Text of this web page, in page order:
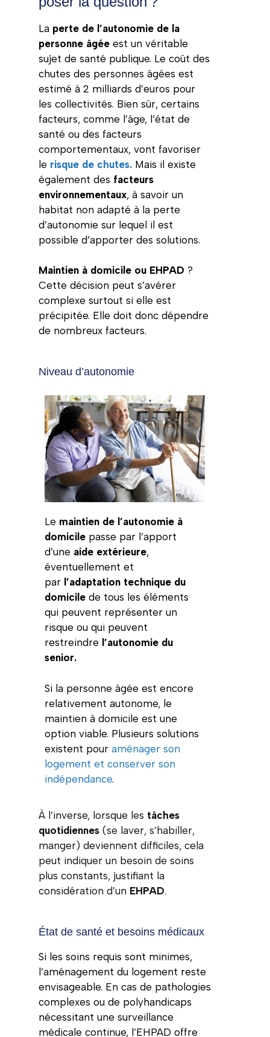
Laperte de l’autonomie de la
personne âgéeest un véritable
sujet de santé publique. Le coût des
chutes des personnes âgées est
estimé à 2 milliards d’euros pour
les collectivités. Bien sûr, certains
facteurs, comme l’âge, l’état de
santé ou des facteurs
comportementaux, vont favoriser
le risque de chutes.Mais il existe
également des facteurs
environnementaux, à savoir un
habitat non adapté à la perte
d’autonomie sur lequel il est
possible d’apporter des solutions.
Maintien à domicile ou EHPAD ?
Cette décision peut s’avérer
complexe surtout si elle est
précipitée. Elle doit donc dépendre
de nombreux facteurs.
Niveau d’autonomie
Le maintien de l’autonomie à
domicilepasse par l’apport
d’une aide extérieure,
éventuellement et
par l’adaptation technique du
domicilede tous les éléments
qui peuvent représenter un
risque ou qui peuvent
restreindre l’autonomie du
senior.
Si la personne âgée est encore
relativement autonome, le
maintien à domicile est une
option viable. Plusieurs solutions
existent pour aménager son
logement et conserver son
indépendance.
À l’inverse, lorsque les tâches
quotidiennes(se laver, s’habiller,
manger) deviennent difficiles, cela
peut indiquer un besoin de soins
plus constants, justifiant la
considération d’un EHPAD.
État de santé et besoins médicaux
Si les soins requis sont minimes,
l’aménagement du logement reste
envisageable. En cas de pathologies
complexes ou de polyhandicaps
nécessitant une surveillance
médicale continue, l’EHPAD offre